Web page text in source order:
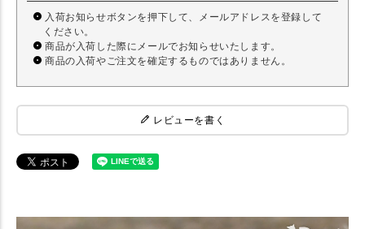
入荷お知らせボタンを押下して、メールアドレスを登録して
ください。
商品が入荷した際にメールでお知らせいたします。
商品の入荷やご注文を確定するものではありません。
レビューを書く